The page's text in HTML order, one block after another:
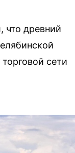
что древний
сети